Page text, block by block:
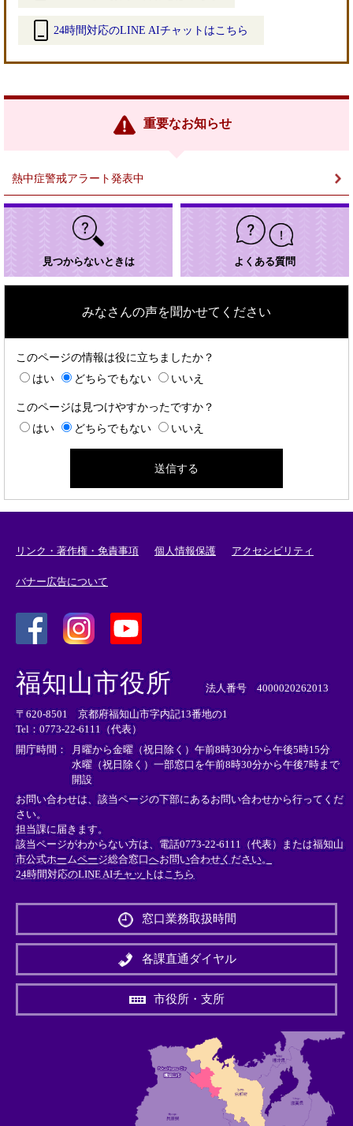
24時間対応のLINE AIチャットはこちら
リ
重要なお知らせ
熱中症警戒アラート発表中
見つからないときは よくある質問
みなさんの声を聞かせてください
このページの情報は役に立ちましたか？
はい
どちらでもない いいえ
このページは見つけやすかったですか？
はい
どちらでもない いいえ
リンク・著作権・免責事項 個人情報保護 アクセシビリティ
バナー広告について
外
部
リ
ン
ク
＞
外
リ
ン
ク
＞
外
部
ン
ク
＞
福知山市役所 法人番号 4000020262013
〒620-8501 京都府福知山市字内記13番地の1
Tel：0773-22-6111（代表）
開庁時間：
月曜から金曜（祝日除く）午前8時30分から午後5時15分
水曜（祝日除く）一部窓口を午前8時30分から午後7時まで
開設
お問い合わせは、該当ページの下部にあるお問い合わせから行ってくだ
さい。
担当課に届きます。
該当ページがわからない方は、電話0773-22-6111（代表）または福知山
市公式ホームページ総合窓口へお問い合わせください。
24時間対応のLINE AIチャットはこちら
外
リ
ン
＞
窓口業務取扱時間
各課直通ダイヤル
市役所・支所